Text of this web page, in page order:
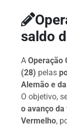
saldo
AOperação
(28) pelas
Alemão e
O objetivo,
o avanço
Vermelho,